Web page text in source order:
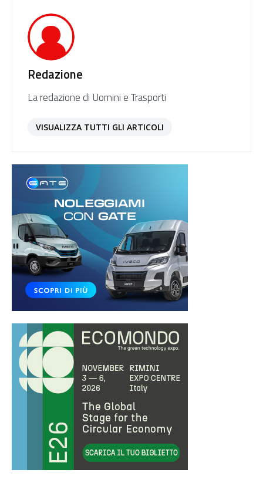
Redazione
La redazione di Uomini e Trasporti
VISUALIZZA TUTTI GLI ARTICOLI